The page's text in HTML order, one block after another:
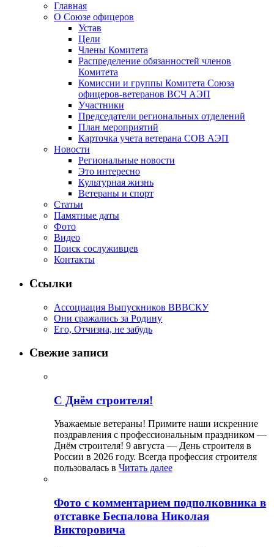
Главная
О Союзе офицеров
Устав
Цели
Члены Комитета
Распределение обязанностей членов
Комитета
Комиссии и группы Комитета Союза
офицеров-ветеранов ВСЧ АЭП
Участники
Председатели региональных отделений
План мероприятий
Карточка учета ветерана CОВ АЭП
Новости
Региональные новости
Это интересно
Культурная жизнь
Ветераны и спорт
Статьи
Памятные даты
Фото
Видео
Поиск сослуживцев
Контакты
Ссылки
Ассоциация Выпускников ВВВСКУ
Они сражались за Родину
Его, Отчизна, не забудь
Свежие записи
С Днём строителя!
Уважаемые ветераны! Примите наши искренние
поздравления с профессиональным праздником —
Днём строителя! 9 августа — День строителя в
России в 2026 году. Всегда профессия строителя
пользовалась в Читать далее
Фото с комментарием подполковника в
отставке Беспалова Николая
Викторовича